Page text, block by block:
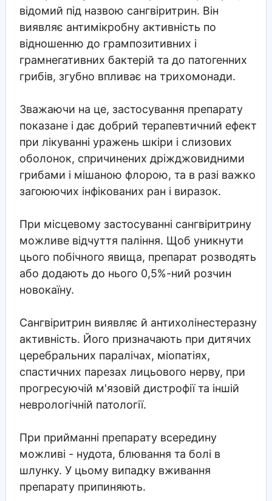
відомий під назвою сангвіритрин. Він
виявляє антимікробну активність по
відношенню до грампозитивних і
грамнегативних бактерій та до патогенних
грибів, згубно впливає на трихомонади.
Зважаючи на це, застосування препарату
показане і дає добрий терапевтичний ефект
при лікуванні уражень шкіри і слизових
оболонок, спричинених дріжджовидними
грибами і мішаною флорою, та в разі важко
загоюючих інфікованих ран і виразок.
При місцевому застосуванні сангвіритрину
можливе відчуття паління. Щоб уникнути
цього побічного явища, препарат розводять
або додають до нього 0,5%-ний розчин
новокаїну.
Сангвіритрин виявляє й антихолінестеразну
активність. Його призначають при дитячих
церебральних паралічах, міопатіях,
спастичних парезах лицьового нерву, при
прогресуючій м'язовій дистрофії та іншій
неврологічній патології.
При прийманні препарату всередину
можливі - нудота, блювання та болі в
шлунку. У цьому випадку вживання
препарату припиняють.